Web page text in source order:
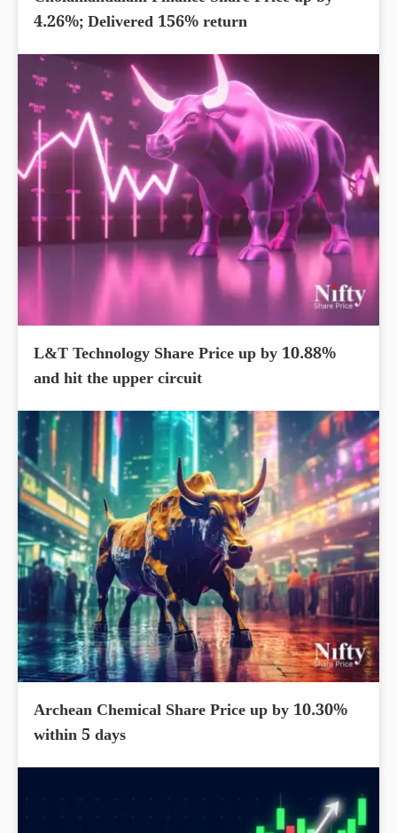
4.26%; Delivered 156% return
L&T Technology Share Price up by 10.88%
and hit the upper circuit
Archean Chemical Share Price up by 10.30%
within 5 days